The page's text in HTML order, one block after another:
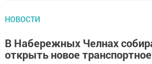
открыть новое транспортное
предприятие